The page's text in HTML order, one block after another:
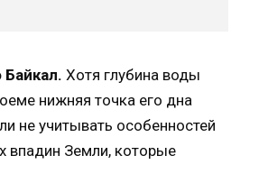
Байкал. Хотя глубина воды
нижняя точка его дна
не учитывать особенностей
впадин Земли, которые